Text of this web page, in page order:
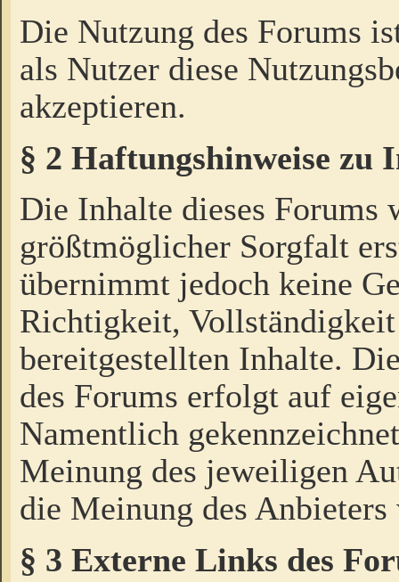
Die Nutzung des Forums
als Nutzer diese
akzeptieren.
§ 2 Haftungshinweise zu
Die Inhalte dieses Forums
größtmöglicher Sorgfalt
übernimmt jedoch keine
Richtigkeit,
bereitgestellten Inhalte.
des Forums erfolgt auf
Namentlich
Meinung des jeweiligen
die Meinung des Anbieters
§ 3 Externe Links des